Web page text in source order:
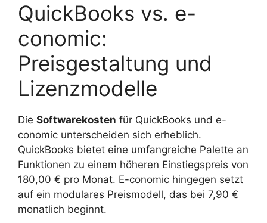
QuickBooks vs. e-
conomic:
Preisgestaltung und
Lizenzmodelle
Die Softwarekosten für QuickBooks und e-
conomic unterscheiden sich erheblich.
QuickBooks bietet eine umfangreiche Palette an
Funktionen zu einem höheren Einstiegspreis von
180,00 € pro Monat. E-conomic hingegen setzt
auf ein modulares Preismodell, das bei 7,90 €
monatlich beginnt.